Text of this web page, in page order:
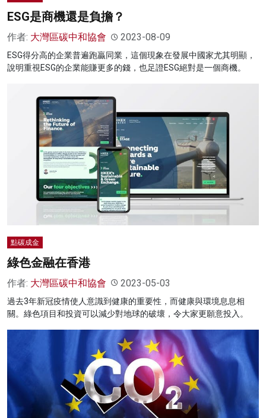
ESG是商機還是負擔？
作者: 大灣區碳中和協會 2023-08-09
ESG得分高的企業普遍跑贏同業，這個現象在發展中國家尤其明顯，
說明重視ESG的企業能賺更多的錢，也足證ESG絕對是一個商機。
點碳成金
綠色金融在香港
作者: 大灣區碳中和協會 2023-05-03
過去3年新冠疫情使人意識到健康的重要性，而健康與環境息息相
關。綠色項目和投資可以減少對地球的破壞，令大家更願意投入。